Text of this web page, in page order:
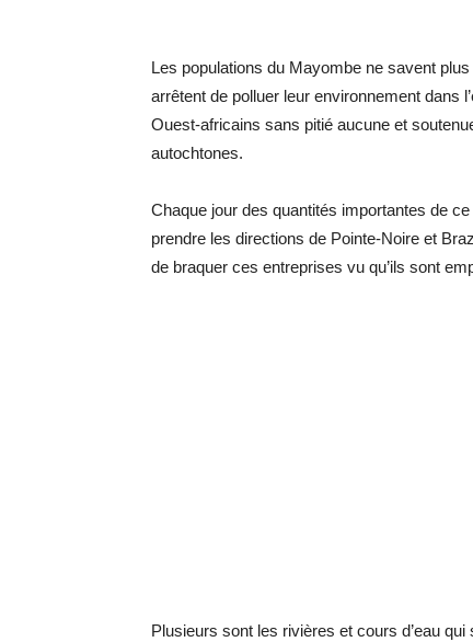
Les populations du Mayombe ne savent
arrêtent de polluer leur environnement dans
Ouest-africains sans pitié aucune et
autochtones.
Chaque jour des quantités importantes de
prendre les directions de Pointe-Noire et
de braquer ces entreprises vu qu’ils sont
Plusieurs sont les rivières et cours d’eau